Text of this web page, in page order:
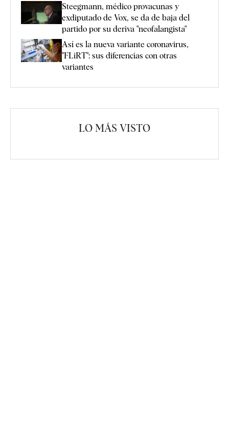
Steegmann, médico provacunas y
exdiputado de Vox, se da de baja del
partido por su deriva "neofalangista"
Así es la nueva variante coronavirus,
"FLiRT": sus diferencias con otras
variantes
LO MÁS VISTO